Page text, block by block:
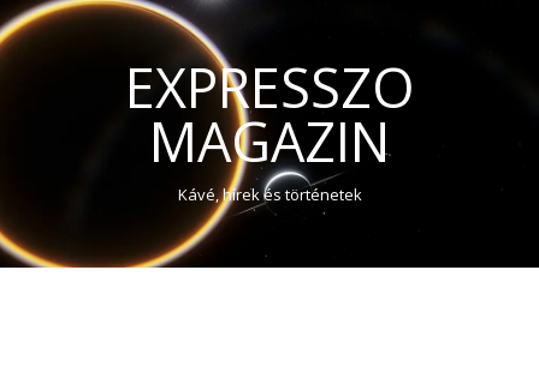
EXPRESSZO
MAGAZIN
Kávé, hírek és történetek